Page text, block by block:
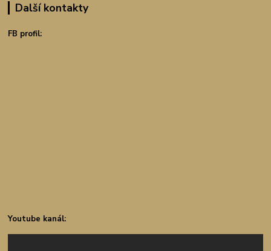
Další kontakty
FB profil:
Youtube kanál: